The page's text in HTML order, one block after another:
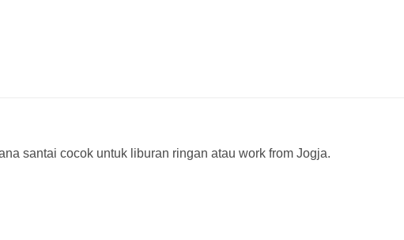
santai cocok untuk liburan ringan atau work from Jogja.